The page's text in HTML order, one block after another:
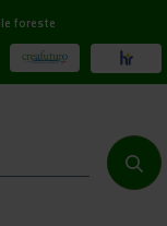
foreste